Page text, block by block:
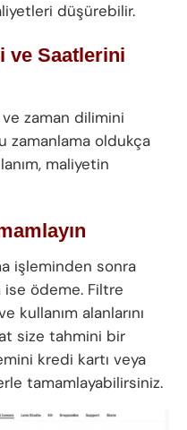
düşürebilir.
ve Saatlerini
zaman dilimini
zamanlama oldukça
maliyetin
işleminden sonra
ise ödeme. Filtre
kullanım alanlarını
size tahmini bir
kredi kartı veya
tamamlayabilirsiniz.